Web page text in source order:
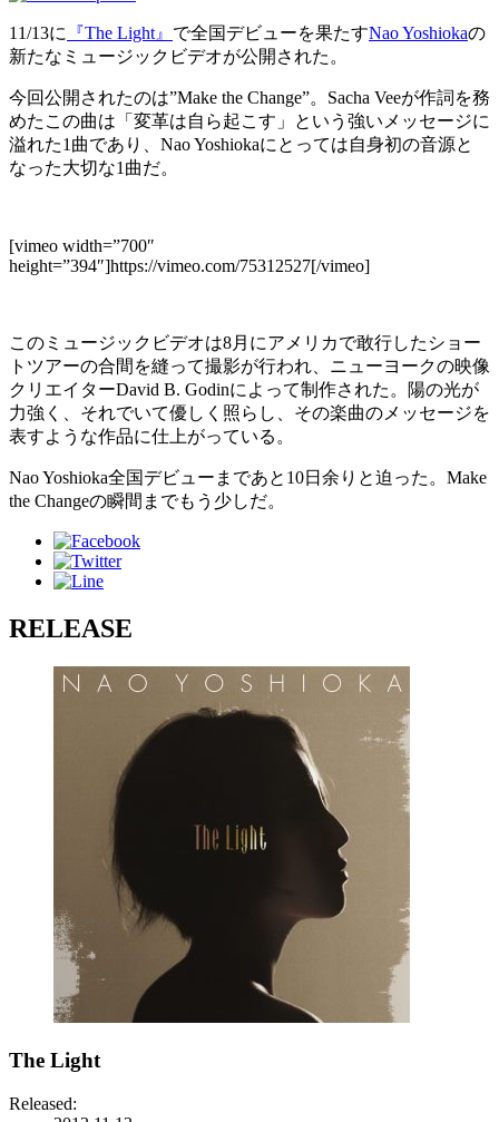
11/13に 『The Light』 で全国デビューを果たすNao Yoshiokaの
新たなミュージックビデオが公開された。
今回公開されたのは”Make the Change”。Sacha Veeが作詞を務
めたこの曲は「変革は自ら起こす」という強いメッセージに
溢れた1曲であり、Nao Yoshiokaにとっては自身初の音源と
なった大切な1曲だ。
[vimeo width=”700″
height=”394″]https://vimeo.com/75312527[/vimeo]
このミュージックビデオは8月にアメリカで敢行したショー
トツアーの合間を縫って撮影が行われ、ニューヨークの映像
クリエイターDavid B. Godinによって制作された。陽の光が
力強く、それでいて優しく照らし、その楽曲のメッセージを
表すような作品に仕上がっている。
Nao Yoshioka全国デビューまであと10日余りと迫った。Make
the Changeの瞬間までもう少しだ。
RELEASE
The Light
Released: